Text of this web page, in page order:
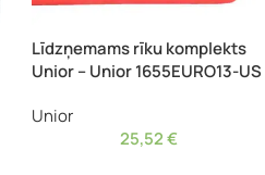
Līdzņemams rīku komplekts
Unior – Unior 1655EURO13-US
Unior
25,52€